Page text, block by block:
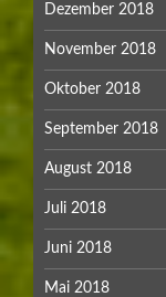
Dezember 2018
November 2018
Oktober 2018
September 2018
August 2018
Juli 2018
Juni 2018
Mai 2018